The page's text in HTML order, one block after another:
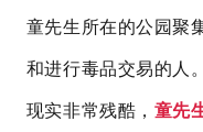
童先生所在的公园聚
和进行毒品交易的人。
现实非常残酷， 童先